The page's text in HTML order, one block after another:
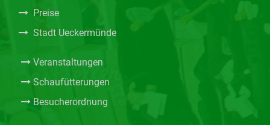
Preise
Stadt Ueckermünde
Veranstaltungen
Schaufütterungen
Besucherordnung